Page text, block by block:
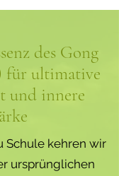
des Gong
für ultimative
und innere
Schule kehren wir
ursprünglichen